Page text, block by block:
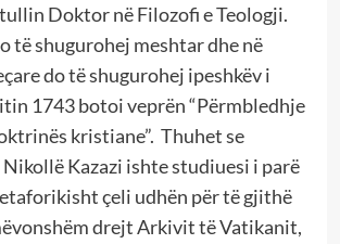
Doktor në Filozofi e Teologji.
të shugurohej meshtar dhe në
do të shugurohej ipeshkëv i
1743 botoi veprën “Përmbledhje
kristiane”. Thuhet se
Kazazi ishte studiuesi i parë
çeli udhën për të gjithë
drejt Arkivit të Vatikanit,